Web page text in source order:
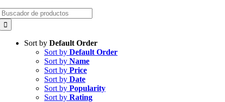
Sort by Default Order
Sort by Default Order
Sort by Name
Sort by Price
Sort by Date
Sort by Popularity
Sort by Rating